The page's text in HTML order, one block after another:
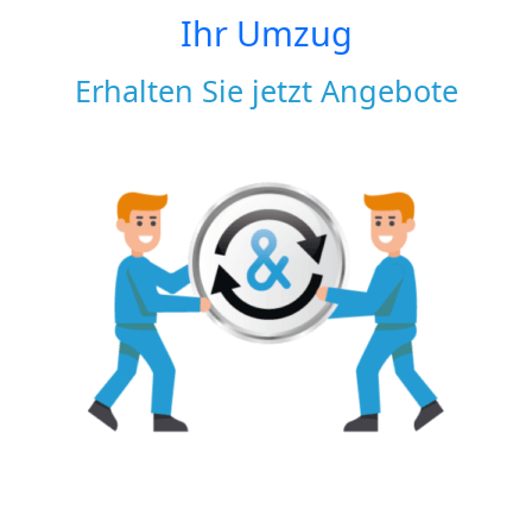
Ihr Umzug
Erhalten Sie jetzt Angebote